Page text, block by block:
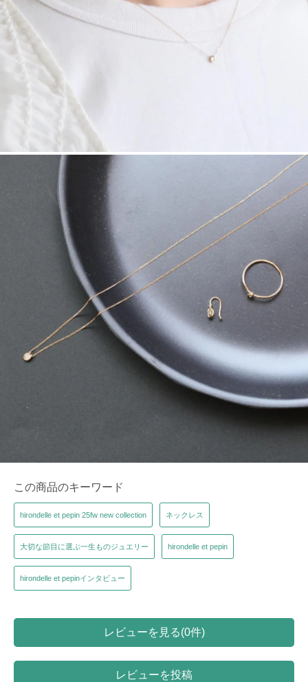
この商品のキーワード
hirondelle et pepin 25fw new collection ネックレス
大切な節目に選ぶ一生ものジュエリー hirondelle et pepin
hirondelle et pepinインタビュー
レビューを見る(0件)
レビューを投稿